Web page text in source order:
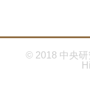
© 2018 中央研